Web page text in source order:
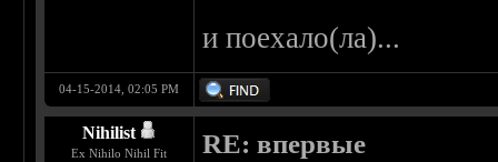
и поехало(ла)...
04-15-2014, 02:05 PM
Nihilist
Ex Nihilo Nihil Fit RE: впервые